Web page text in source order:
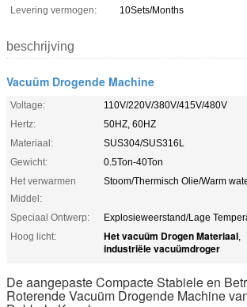
Levering vermogen:
10Sets/Months
beschrijving
Vacuüm Drogende Machine
Voltage:
110V/220V/380V/415V/480V
Hertz:
50HZ, 60HZ
Materiaal:
SUS304/SUS316L
Gewicht:
0.5Ton-40Ton
Het verwarmen
Middel:
Stoom/Thermisch Olie/Warm
Speciaal Ontwerp:
Explosieweerstand/Lage
Hoog licht:
Het vacuüm Drogen Materiaal,
industriële vacuümdroger
De aangepaste Compacte Stabiele en
Roterende Vacuüm Drogende Machine